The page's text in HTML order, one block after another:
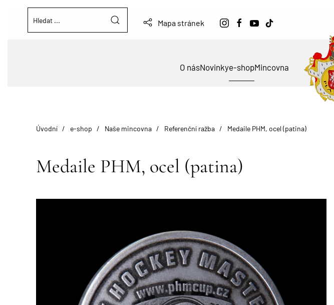
Mapa stránek
O násNovinkye-shopMincovna
Úvodní e-shop Naše mincovna Referenční ražba Medaile PHM, ocel (patina)
Medaile PHM, ocel (patina)